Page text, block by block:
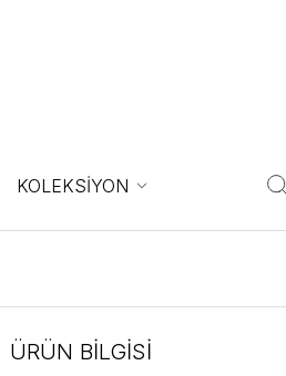
KOLEKSİYON
ÜRÜN BİLGİSİ